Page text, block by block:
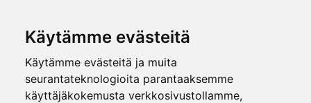
Käytämme evästeitä
Käytämme evästeitä ja muita
seurantateknologioita parantaaksemme
käyttäjäkokemusta verkkosivustollamme,